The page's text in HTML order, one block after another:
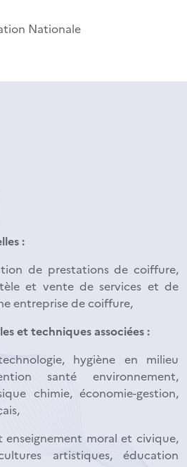
Nationale
:
de prestations de coiffure,
et vente de services et de
entreprise de coiffure,
et techniques associées :
hygiène en milieu
santé environnement,
chimie, économie-gestion,
enseignement moral et civique,
artistiques, éducation